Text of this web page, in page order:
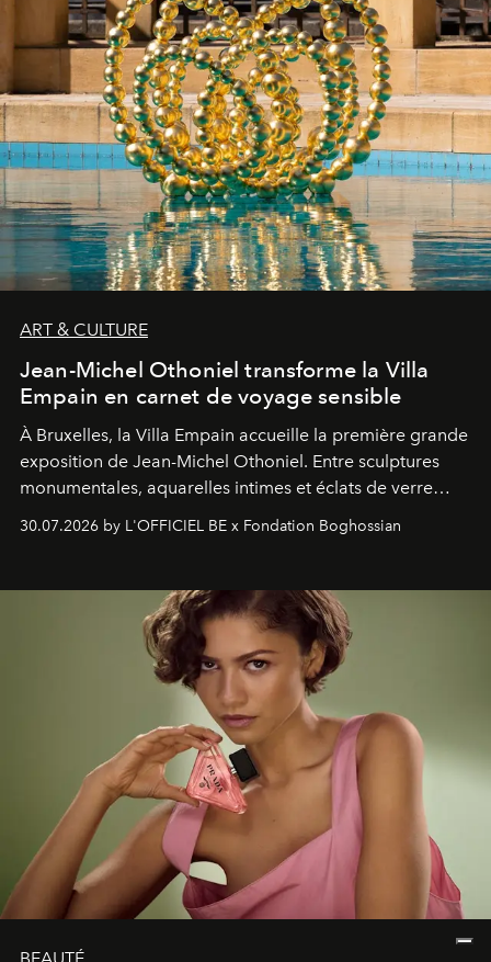
ART & CULTURE
Jean-Michel Othoniel transforme la Villa
Empain en carnet de voyage sensible
À Bruxelles, la Villa Empain accueille la première grande
exposition de Jean-Michel Othoniel. Entre sculptures
monumentales, aquarelles intimes et éclats de verre
soufflé, l’artiste français compose un itinéraire
émotionnel où chaque œuvre devient le souvenir
émerveillement.
30.07.2026 by L'OFFICIEL BE x Fondation Boghossian